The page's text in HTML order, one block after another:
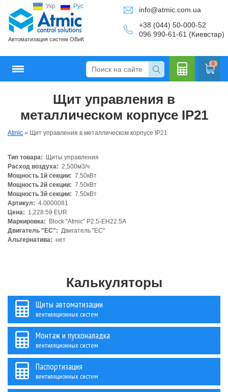
Укр Рус
Автоматизация систем ОВиК
info@atmic.com.ua
+38 (044) 50-000-52
096 990-61-61 (Киевстар)
0
Щит управления в
металлическом корпусе IP21
Atmic » Щит управления в металлическом корпусе IP21
Тип товара:
Щиты управления
Расход воздуха: 2,500м3/ч
Мощность 1й секции: 7.50кВт
Мощность 2й секции: 7.50кВт
Мощность 3й секции: 7.50кВт
Артикул: 4.0000081
Цена: 1,228.59 EUR
Маркировка:
Block "Atmic" P2.5-EH22.5A
Двигатель "ЕС": Двигатель "ЕС"
Альтернатива: нет
Калькуляторы
Щиты автоматизации
вентиляционных систем
Монтаж и пусконаладка
вентиляционных систем
Паспортизация
вентиляционных систем